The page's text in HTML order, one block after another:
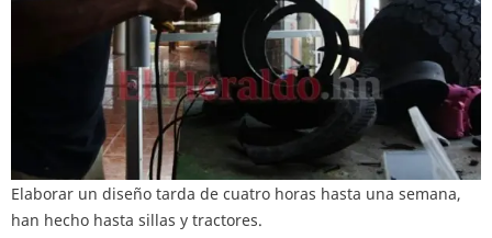
Elaborar un diseño tarda de cuatro horas hasta una semana,
han hecho hasta sillas y tractores.